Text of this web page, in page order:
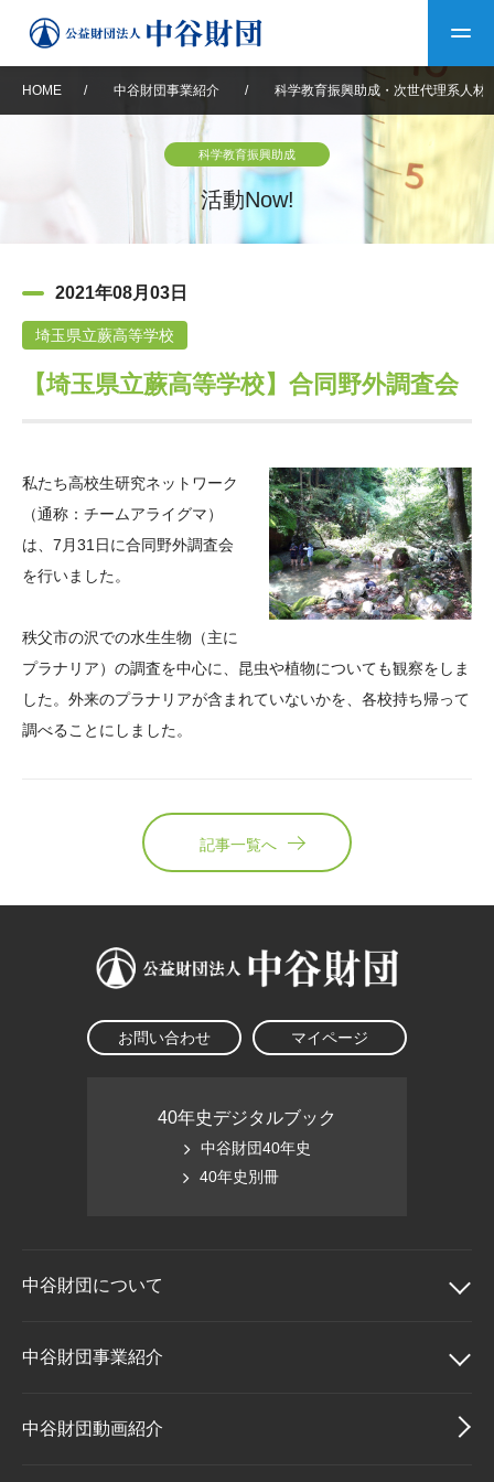
中谷財団について
設立趣意書
沿革 40年史デジタルブック
役員・評議員 公開情報
年報一覧 中谷財団レポート
中谷財団事業紹介
神戸賞 長期大型研究助成
大学院生奨学金
国際学生交流プログラ
次世代理系人材育成プ
ログラム助成
中谷財団動画紹介
その他情報
基本方針
アクセス よくあるご質問
中谷財団アーカイブ
日本語 マイページ
HOME / 中谷財団事業紹介 / 科学教育振興助成・次世代理系人材
科学教育振興助成
活動Now!
2021年08月03日
埼玉県立蕨高等学校
【埼玉県立蕨高等学校】合同野外調査会
私たち高校生研究ネットワーク
（通称：チームアライグマ）
は、 7 月31 日に合同野外調査会
を行いました。
秩父市の沢での水生生物（主に
プラナリア）の調査を中心に、昆虫や植物についても観察をしま
した。外来のプラナリアが含まれていないかを、各校持ち帰って
調べることにしました。
記事一覧へ
お問い合わせ マイページ
40年史デジタルブック
中谷財団40年史
40年史別冊
中谷財団について
中谷財団について
理事長挨拶
中谷財団事業紹介
中谷財団事業紹介
中谷財団動画紹介